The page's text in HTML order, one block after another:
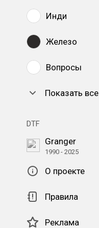
Инди
Железо
Вопросы
Показать все
DTF
Granger
1990 - 2025
О проекте
Правила
Реклама